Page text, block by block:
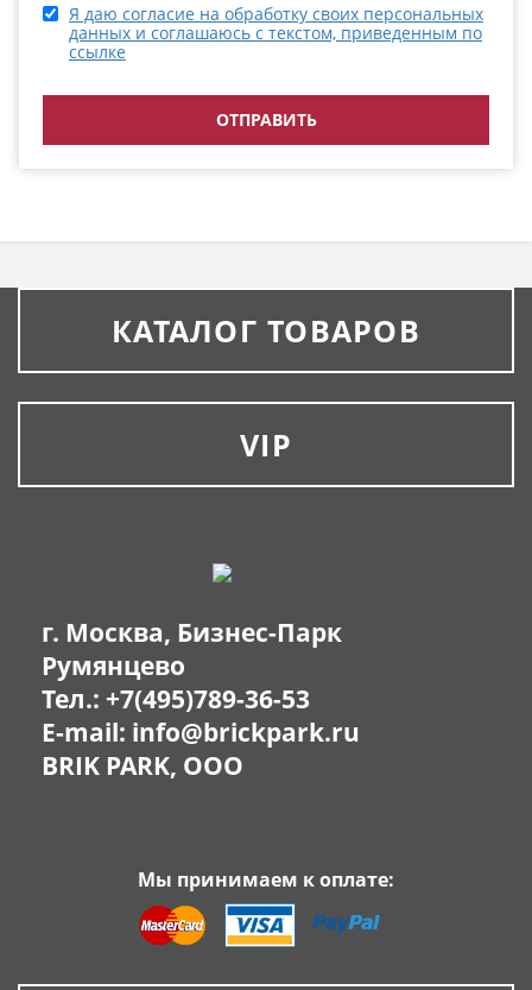
Я даю согласие на обработку своих персональных
данных и соглашаюсь с текстом, приведенным по
ссылке
КАТАЛОГ ТОВАРОВ
VIP
г. Москва, Бизнес-Парк
Румянцево
Тел.: +7(495)789-36-53
E-mail: info@brickpark.ru
BRIK PARK, OOO
Мы принимаем к оплате: